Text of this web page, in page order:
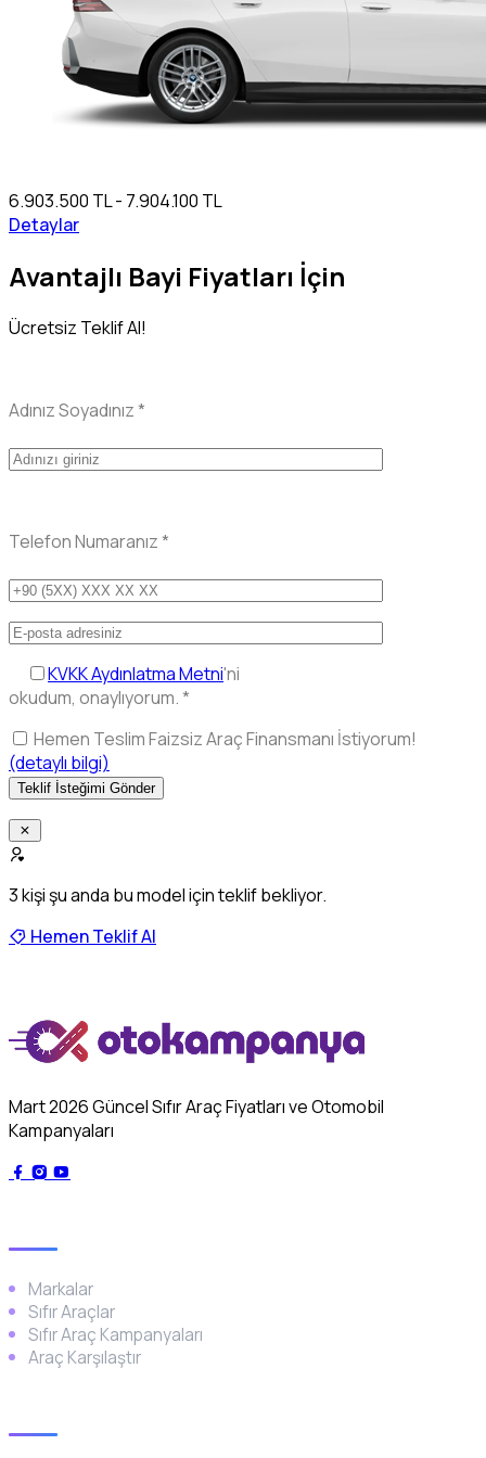
6.903.500 TL - 7.904.100 TL
Detaylar
Avantajlı Bayi Fiyatları İçin
Ücretsiz Teklif Al!
Adınız Soyadınız*
Telefon Numaranız*
KVKK Aydınlatma Metni'ni
okudum, onaylıyorum.*
Hemen Teslim Faizsiz Araç Finansmanı İstiyorum!
(detaylı bilgi)
3kişi şu anda bu model için teklif bekliyor.
Hemen Teklif Al
Mart 2026 Güncel Sıfır Araç Fiyatları ve Otomobil
Kampanyaları
Markalar
Sıfır Araçlar
Sıfır Araç Kampanyaları
Araç Karşılaştır